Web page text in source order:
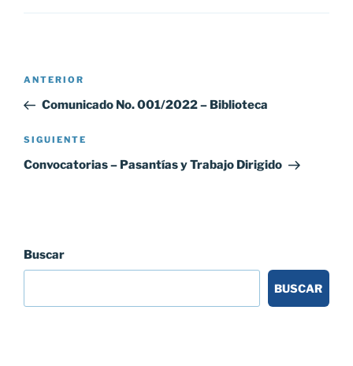
Navegación
entradas
Entrada
anterior:
ANTERIOR
Comunicado No. 001/2022 – Biblioteca
Siguiente
entrada
SIGUIENTE
Convocatorias – Pasantías y Trabajo Dirigido
Buscar
BUSCAR